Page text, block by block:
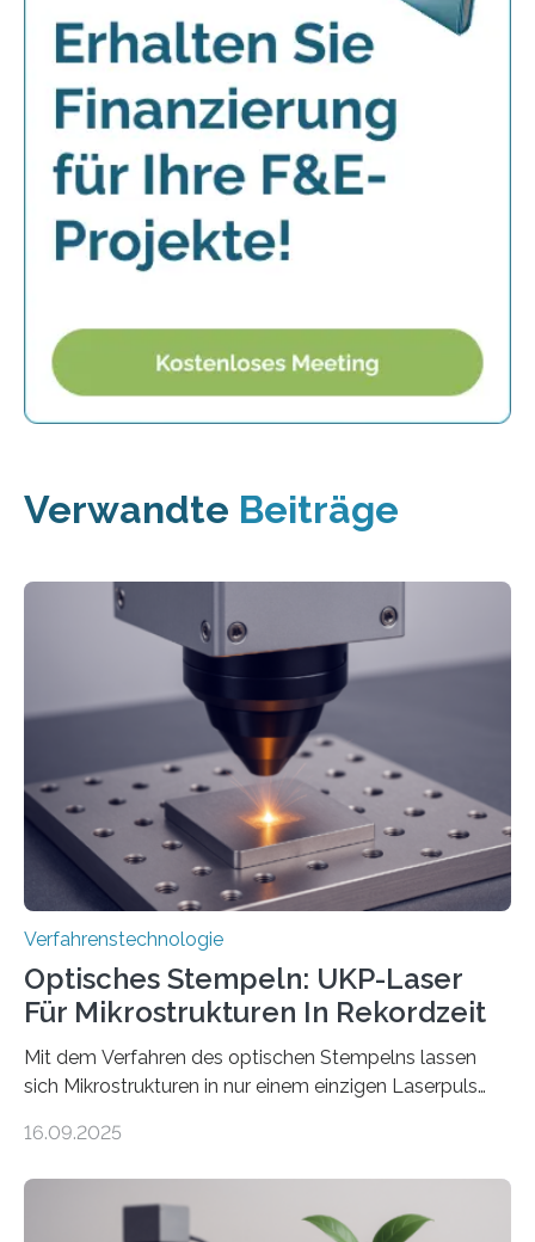
Verwandte Beiträge
Verfahrenstechnologie
Optisches Stempeln: UKP-Laser
Für Mikrostrukturen In Rekordzeit
Mit dem Verfahren des optischen Stempelns lassen
sich Mikrostrukturen in nur einem einzigen Laserpuls
zeitaufwändiges Abscannen der Fläche. Am Fraunhofer
RWTH Aachen den Strahl eines Ultrakurzpulslasers
mithilfe eines Spatial Light Modulators (SLM) exakt in
16.09.2025